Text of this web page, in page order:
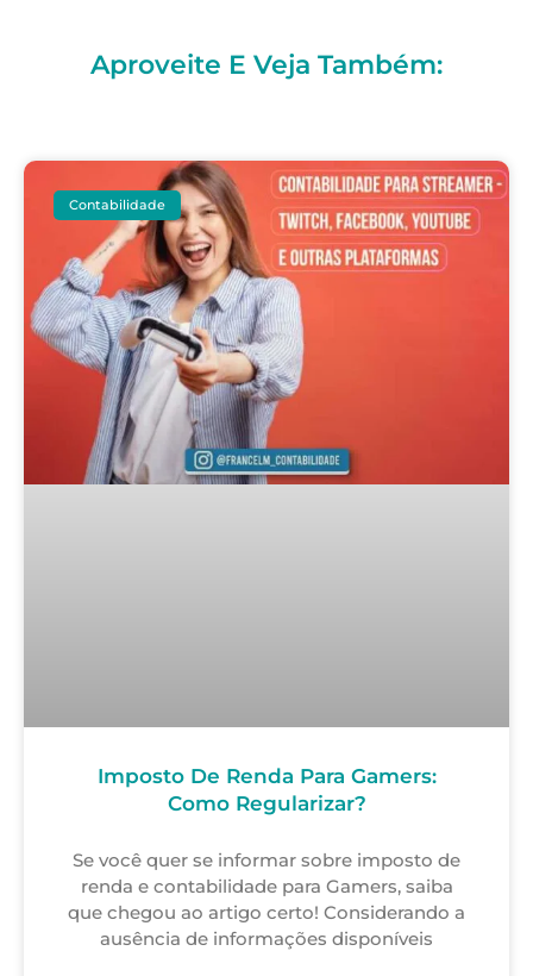
Aproveite E Veja Também:
Contabilidade
Imposto De Renda Para Gamers:
Como Regularizar?
Se você quer se informar sobre imposto de
renda e contabilidade para Gamers, saiba
que chegou ao artigo certo! Considerando a
ausência de informações disponíveis